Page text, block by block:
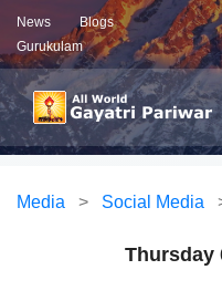
News
Blogs
Gurukulam
Media > Social Media
Thursday